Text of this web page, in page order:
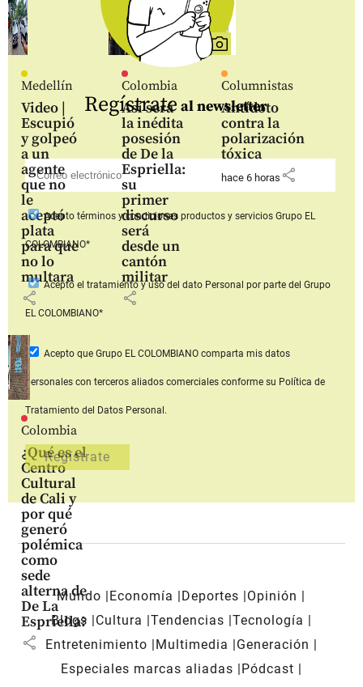
Medellín
Video |
Escupió
y golpeó
a un
agente
que no
le
aceptó
plata
para que
no lo
multara
share
Colombia
Así será
la inédita
posesión
de De la
Espriella:
su
primer
discurso
será
desde un
cantón
militar
share
Columnistas
Antídoto
contra la
polarización
tóxica
hace 6 horas share
Colombia
¿Qué es el
Centro
Cultural
de Cali y
por qué
generó
polémica
como
sede
alterna de
De La
Espriella?
share
Regístrate al newsletter
Aceptotérminos y condiciones productos y serviciosGrupo EL
COLOMBIANO*
Acepto el tratamiento y uso del dato Personal por parte del Grupo
EL COLOMBIANO*
Acepto que Grupo EL COLOMBIANOcomparta mis datos
personales con terceros aliados comerciales conforme su Política de
Tratamiento del Datos Personal.
Mundo Economía Deportes
Opinión
Blogs
Cultura Tendencias Tecnología
Entretenimiento
Multimedia
Generación
Especiales marcas aliadas
Pódcast